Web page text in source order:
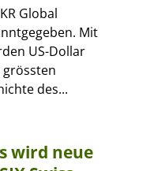
Global
Mit
US-Dollar
grössten
des...
wird neue